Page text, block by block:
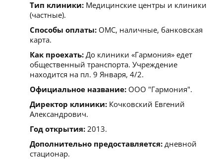
Тип клиники: Медицинские центры и клиники
(частные).
Способы оплаты: ОМС, наличные, банковская
карта.
Как проехать: До клиники «Гармония» едет
общественный транспорта. Учреждение
находится на пл. 9 Января, 4/2.
Официальное название: ООО "Гармония".
Директор клиники: Кочковский Евгений
Александрович.
Год открытия: 2013.
Дополнительно предоставляется: дневной
стационар.